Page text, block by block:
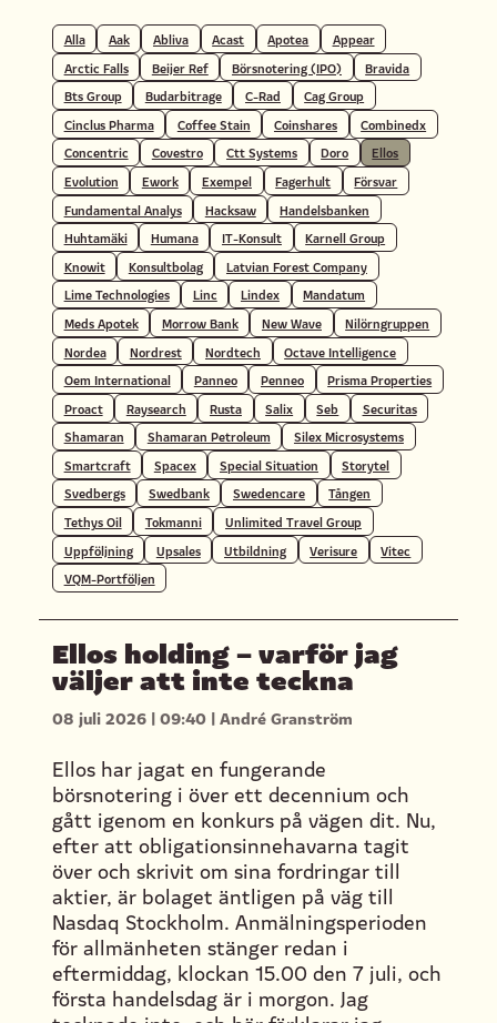
Alla Aak Abliva Acast Apotea
Appear
Arctic Falls
Beijer Ref Börsnotering (IPO)
Bravida
Bts Group
Budarbitrage C-Rad
Cag Group
Cinclus Pharma
Coffee Stain Coinshares
Combinedx
Concentric
Covestro Ctt Systems Doro
Ellos
Evolution
Ework Exempel Fagerhult
Försvar
Fundamental Analys
Hacksaw
Handelsbanken
Huhtamäki
Humana IT-Konsult
Karnell Group
Knowit
Konsultbolag
Latvian Forest Company
Lime Technologies
Linc Lindex
Mandatum
Meds Apotek
Morrow Bank New Wave
Nilörngruppen
Nordea
Nordrest Nordtech
Octave Intelligence
Oem International
Panneo Penneo
Prisma Properties
Proact
Raysearch Rusta Salix Seb
Securitas
Shamaran
Shamaran Petroleum
Silex Microsystems
Smartcraft
Spacex Special Situation
Storytel
Svedbergs
Swedbank Swedencare
Tången
Tethys Oil
Tokmanni
Unlimited Travel Group
Uppföljning
Upsales Utbildning Verisure
Vitec
VQM-Portföljen
Ellos holding – varför jag
väljer att inte teckna
08 juli 2026 |09:40 |André Granström
Ellos har jagat en fungerande
börsnotering i över ett decennium och
gått igenom en konkurs på vägen dit. Nu,
efter att obligationsinnehavarna tagit
över och skrivit om sina fordringar till
aktier, är bolaget äntligen på väg till
Nasdaq Stockholm. Anmälningsperioden
för allmänheten stänger redan i
eftermiddag, klockan 15.00 den 7 juli, och
första handelsdag är i morgon. Jag